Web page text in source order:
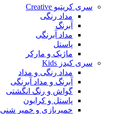
سری کریتیو Creative
مداد رنگی
آبرنگ
مداد آبرنگی
پاستل
ماژیک و مارکر
سری کیدز Kids
مداد رنگی و مداد
آبرنگ و مداد آبرنگی
گواش و رنگ انگشتی
پاستل و کرایون
خمیربازی و خمیر شنی